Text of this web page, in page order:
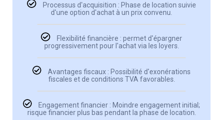
Processus d'acquisition : Phase de location suivie
d'une option d'achat à un prix convenu.
Flexibilité financière : permet d'épargner
progressivement pour l'achat via les loyers.
Avantages fiscaux : Possibilité d'exonérations
fiscales et de conditions TVA favorables.
Engagement financier : Moindre engagement initial;
risque financier plus bas pendant la phase de location.